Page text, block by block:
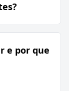
e por que